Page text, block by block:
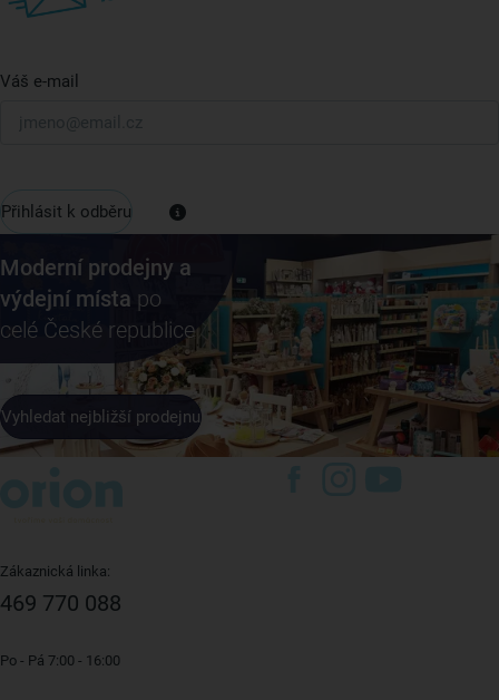
Váš e-mail
Přihlásit k odběru
Moderní prodejny a
výdejní místa po
celé České republice
Vyhledat nejbližší prodejnu
Zákaznická linka:
469 770 088
Po - Pá 7:00 - 16:00